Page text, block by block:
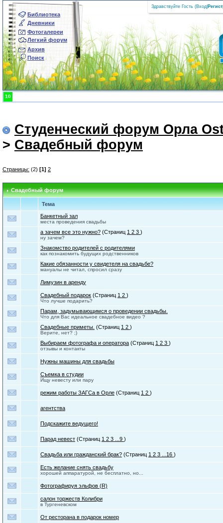
Библиотека
Дневники
Фотогалереи
Легкий форум
Архив
Поиск
Здравствуйте Гость (Вход
10
Студенческий форум Орла
> Свадебный форум
Страницы: (2) [1] 2
Свадебный форум
Тема
Банкетный зал
места проведения свадьбы
а зачем все это нужно? (Страниц 1 2 3 )
ну зачем?
Знакомство родителей с родителями
как познакомить будущих родственников
Какие обязанности у свидетеля на свадьбе?
мануалы не читал, спросил сразу
Лимузин в аренду
Свадебный подарок (Страниц 1 2 )
Что лучше подарить?
Парам, задумывающимся о проведении свадьбы.
Что для Вас идеальное свадебное видео ?
Свадебные приметы. (Страниц 1 2 )
Верите, нет? ;)
Выбираем фотографа и оператора (Страниц 1 2 3 )
отзывы и контакты
Нужны машины для свадьбы
Съемка в студии
Ищу невесту или пару
режим работы ЗАГСа в Орле (Страниц 1 2 )
агентства
Подскажите ведущего!
Парад невест (Страниц 1 2 3 ...9 )
Свадьба или гражданский брак? (Страниц 1 2 3 ...16 )
Есть желание снять свадьбу
хорошей аппаратурой, не бесплатно, но...
Фотографируя эльфов (R)
салон торжеств Колибри
в Тургеневском
От ресторана в подарок номер